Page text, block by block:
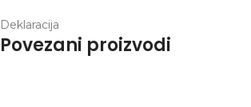
Deklaracija
Povezani proizvodi